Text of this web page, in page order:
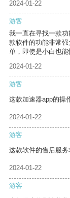
2024-01-22
游客
我一直在寻找一款
款软件的功能非常
单，即使是小白也能
2024-01-22
游客
这款加速器app的操
2024-01-22
游客
这款软件的售后服务
2024-01-22
游客